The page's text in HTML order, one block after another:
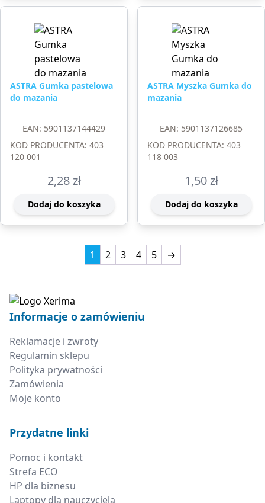
ASTRA Gumka pastelowa
do mazania
EAN: 5901137144429
KOD PRODUCENTA: 403
120 001
2,28zł
Dodaj do koszyka
ASTRA Myszka Gumka do
mazania
EAN: 5901137126685
KOD PRODUCENTA: 403
118 003
1,50zł
Dodaj do koszyka
1 2 3 4 5 →
Informacje o zamówieniu
Reklamacje i zwroty
Regulamin sklepu
Polityka prywatności
Zamówienia
Moje konto
Przydatne linki
Pomoc i kontakt
Strefa ECO
HP dla biznesu
Laptopy dla nauczyciela